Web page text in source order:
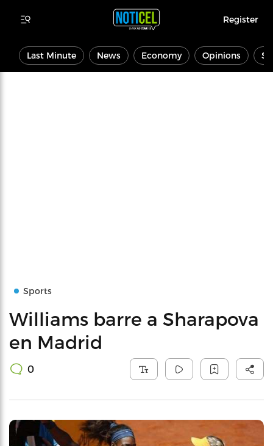
Register
Last Minute News Economy Opinions
Sports
Williams barre a Sharapova
en Madrid
0